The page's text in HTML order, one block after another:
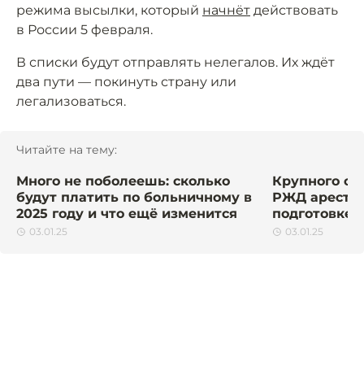
режима высылки, который начнёт действовать
в России 5 февраля.
В списки будут отправлять нелегалов. Их ждёт
два пути — покинуть страну или
легализоваться.
Читайте на тему:
Много не поболеешь: сколько
будут платить по больничному в
2025 году и что ещё изменится
03.01.25
Крупного
РЖД
подготовке
03.01.25